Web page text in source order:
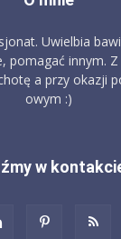
Uwielbia
pomagać innym.
a przy okazji
owym :)
w